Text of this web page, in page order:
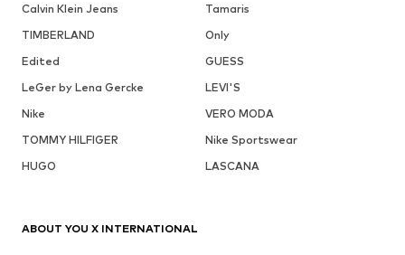
Calvin Klein Jeans
Tamaris
TIMBERLAND
Only
Edited
GUESS
LeGer by Lena Gercke
LEVI'S
Nike
VERO MODA
TOMMY HILFIGER
Nike Sportswear
HUGO
LASCANA
ABOUT YOU X INTERNATIONAL